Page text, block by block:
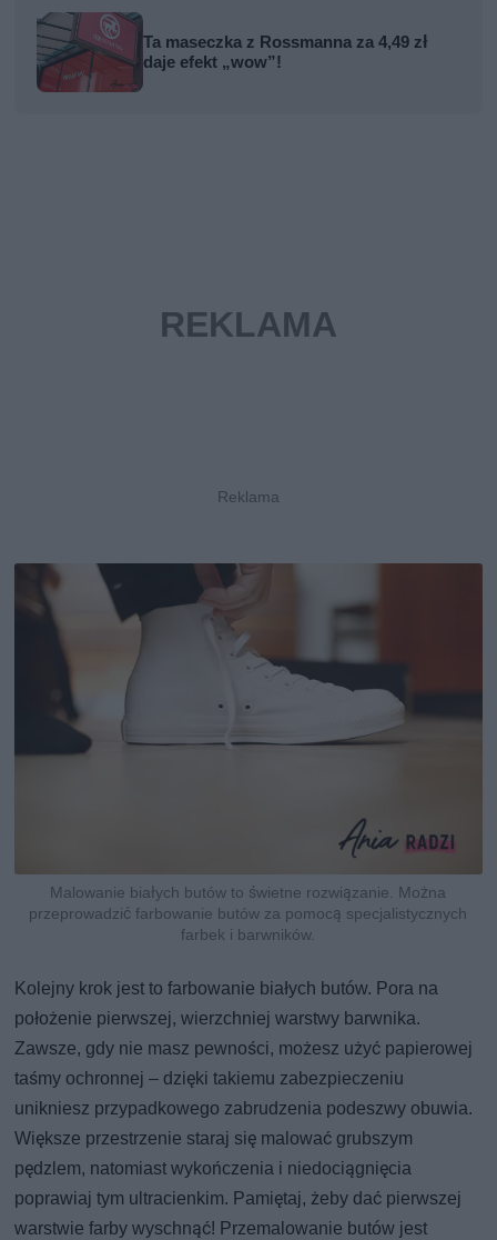
Ta maseczka z Rossmanna za 4,49 zł
daje efekt „wow”!
Malowanie białych butów to świetne rozwiązanie. Można
przeprowadzić farbowanie butów za pomocą specjalistycznych
farbek i barwników.
Kolejny krok jest to farbowanie białych butów. Pora na
położenie pierwszej, wierzchniej warstwy barwnika.
Zawsze, gdy nie masz pewności, możesz użyć papierowej
taśmy ochronnej – dzięki takiemu zabezpieczeniu
unikniesz przypadkowego zabrudzenia podeszwy obuwia.
Większe przestrzenie staraj się malować grubszym
pędzlem, natomiast wykończenia i niedociągnięcia
poprawiaj tym ultracienkim. Pamiętaj, żeby dać pierwszej
warstwie farby wyschnąć! Przemalowanie butów jest